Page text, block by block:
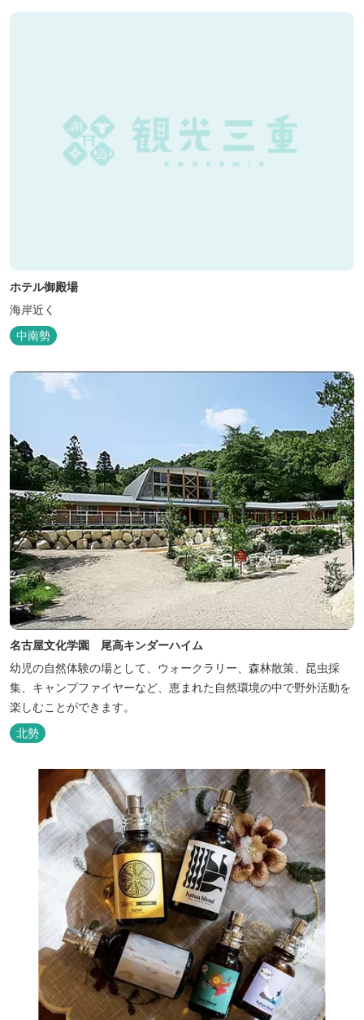
静かな雰囲気の中で、ゆっくり過ごすことができます。
ホテル御殿場
海岸近く
中南勢
名古屋文化学園 尾高キンダーハイム
幼児の自然体験の場として、ウォークラリー、森林散策、昆虫採
集、キャンプファイヤーなど、恵まれた自然環境の中で野外活動を
楽しむことができます。
北勢